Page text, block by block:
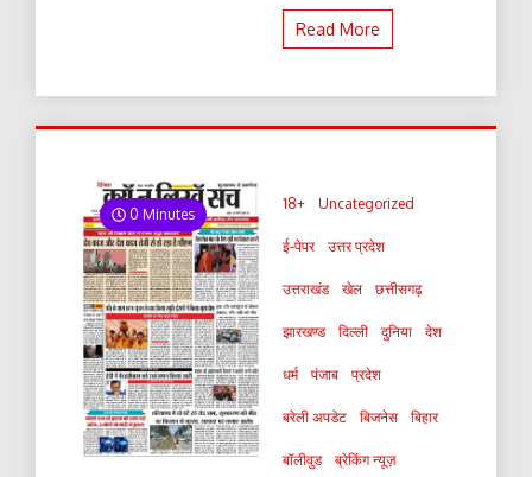
Read More
0 Minutes
18+ Uncategorized
ई-पेपर उत्तर प्रदेश
उत्तराखंड खेल छत्तीसगढ़
झारखण्ड दिल्ली दुनिया देश
धर्म पंजाब प्रदेश
बरेली अपडेट बिजनेस बिहार
बॉलीवुड ब्रेकिंग न्यूज़